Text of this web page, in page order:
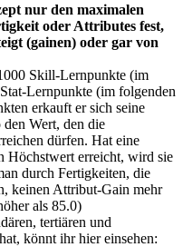
nur den maximalen
oder Attributes fest,
(gainen) oder gar von
Skill-Lernpunkte (im
Lernpunkte (im folgenden
erkauft er sich seine
den Wert, den die
dürfen. Hat eine
Höchstwert erreicht, wird sie
durch Fertigkeiten, die
keinen Attribut-Gain mehr
als 85.0)
tertiären und
könnt ihr hier einsehen: